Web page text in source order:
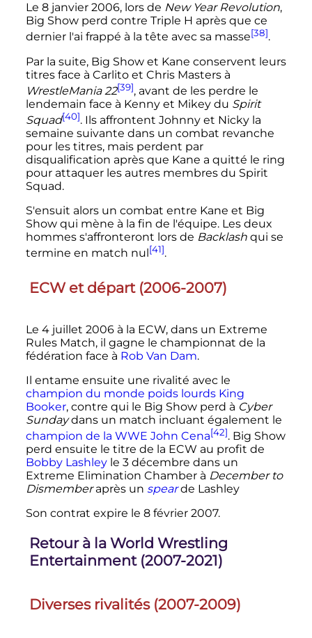
Le 8 janvier 2006, lors de New Year Revolution,
Big Show perd contre Triple H après que ce
dernier l'ai frappé à la tête avec sa masse[38].
Par la suite, Big Show et Kane conservent leurs
titres face à Carlito et Chris Masters à
WrestleMania 22[39], avant de les perdre le
lendemain face à Kenny et Mikey du Spirit
Squad[40]. Ils affrontent Johnny et Nicky la
semaine suivante dans un combat revanche
pour les titres, mais perdent par
disqualification après que Kane a quitté le ring
pour attaquer les autres membres du Spirit
Squad.
S'ensuit alors un combat entre Kane et Big
Show qui mène à la fin de l'équipe. Les deux
hommes s'affronteront lors de Backlashqui se
termine en match nul [41].
ECW et départ (2006-2007)
Le 4 juillet 2006à la ECW, dans un Extreme
Rules Match, il gagne le championnat de la
fédération face à Rob Van Dam.
Il entame ensuite une rivalité avec le
champion du monde poids lourds King
Booker, contre qui le Big Show perd à Cyber
Sundaydans un match incluant également le
champion de la WWE John Cena[42]. Big Show
perd ensuite le titre de la ECW au profit de
Bobby Lashleyle 3 décembre dans un
Extreme Elimination Chamber à December to
Dismemberaprès un spearde Lashley
Son contrat expire le 8 février 2007.
Retour à la World Wrestling
Entertainment (2007-2021)
Diverses rivalités (2007-2009)